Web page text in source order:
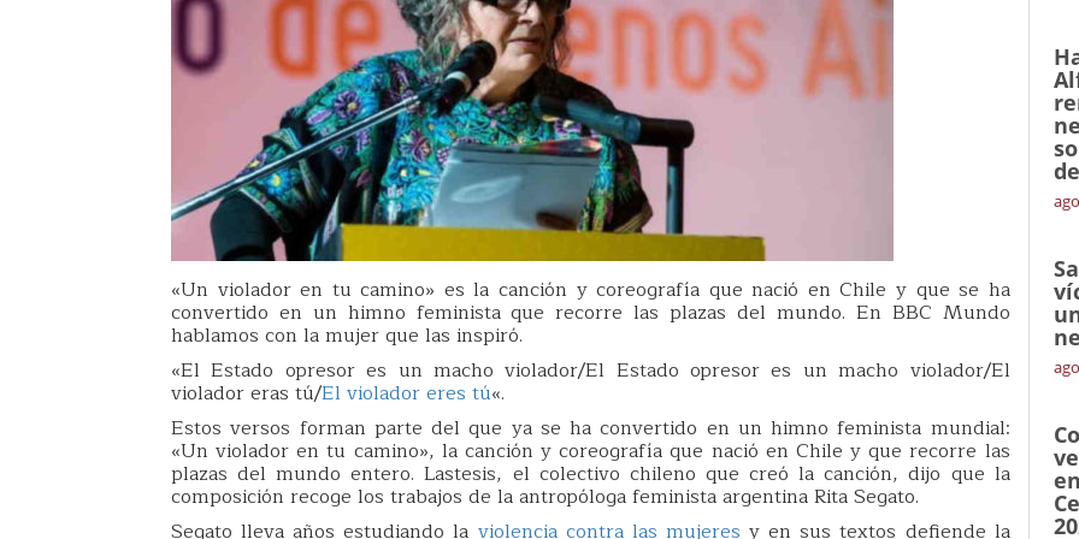
«Un violador en tu camino» es la canción y coreografía que nació en Chile y que se ha
convertido en un himno feminista que recorre las plazas del mundo. En BBC Mundo
hablamos con la mujer que las inspiró.
«El Estado opresor es un macho violador/El Estado opresor es un macho violador/El
violador eras tú/El violador eres tú«.
Estos versos forman parte del que ya se ha convertido en un himno feminista mundial:
«Un violador en tu camino», la canción y coreografía que nació en Chile y que recorre las
plazas del mundo entero. Lastesis, el colectivo chileno que creó la canción, dijo que la
composición recoge los trabajos de la antropóloga feminista argentina Rita Segato.
Segato lleva años estudiando la violencia contra las mujeres y en sus textos defiende la